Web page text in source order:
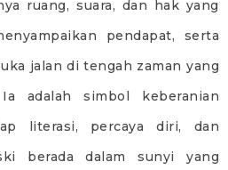
ruang, suara, dan hak yang
pendapat, serta
jalan di tengah zaman yang
adalah simbol keberanian
literasi, percaya diri, dan
berada dalam sunyi yang